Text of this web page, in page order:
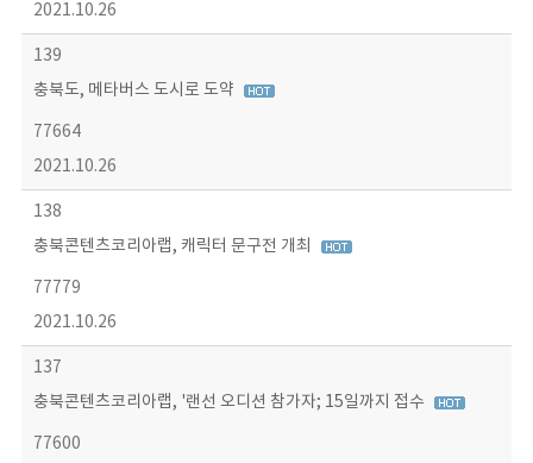
2021.10.26
139
충북도, 메타버스 도시로 도약
77664
2021.10.26
138
충북콘텐츠코리아랩, 캐릭터 문구전 개최
77779
2021.10.26
137
충북콘텐츠코리아랩, '랜선 오디션 참가자; 15일까지 접수
77600